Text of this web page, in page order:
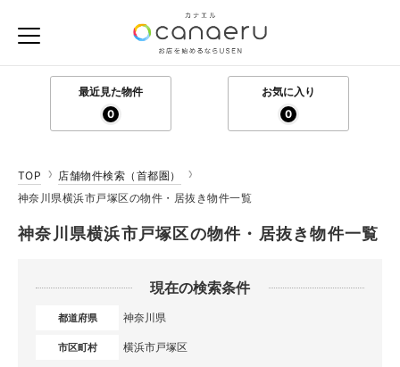
最近見た物件
0
お気に入り
0
TOP
店舗物件検索（首都圏）
神奈川県横浜市戸塚区の物件・居抜き物件一覧
神奈川県横浜市戸塚区の物件・居抜き物件一覧
現在の検索条件
都道府県 神奈川県
市区町村 横浜市戸塚区